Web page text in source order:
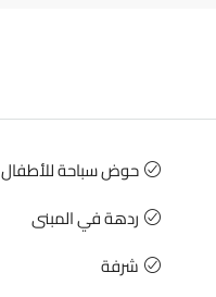
حوض سباحة للأطفال
ردهة في المبنى
شرفة